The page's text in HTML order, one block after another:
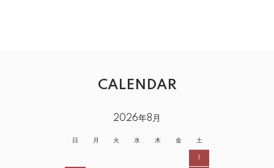
CALENDAR
2026年8月
日 月 火 水 木 金 土
1